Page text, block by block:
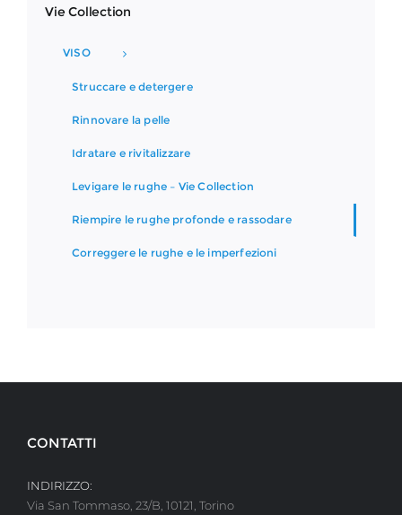
Vie Collection
VISO
Struccare e detergere
Rinnovare la pelle
Idratare e rivitalizzare
Levigare le rughe – Vie Collection
Riempire le rughe profonde e rassodare
Correggere le rughe e le imperfezioni
CONTATTI
INDIRIZZO:
Via San Tommaso, 23/B, 10121, Torino